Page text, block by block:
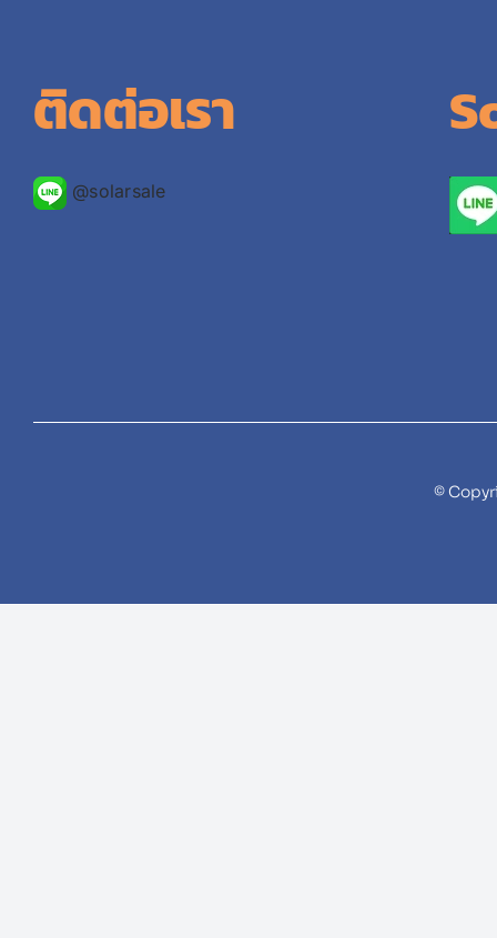
ติดต่อเรา
@solarsale
©